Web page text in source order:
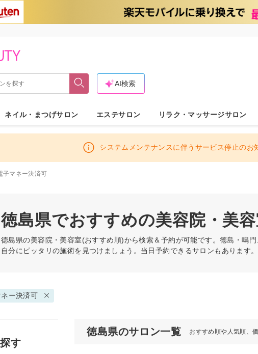
AI検索
ネイル・まつげサロン エステサロン リラク・マッサージサロン
システムメンテナンスに伴うサービス停止の
子マネー決済可
徳島県でおすすめの美容院・美
徳島県の美容院・美容室(おすすめ順)から検索＆予約が可能です。徳島・鳴
自分にピッタリの施術を見つけましょう。当日予約できるサロンもあります。
ー決済可
徳島県のサロン一覧 おすすめ順や人気順、
す